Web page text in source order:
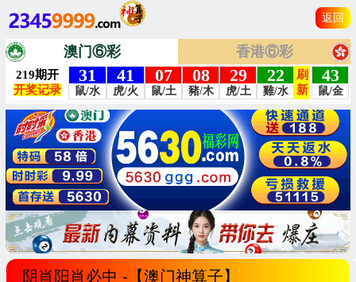
返回
澳门⑥彩 香港⑥彩